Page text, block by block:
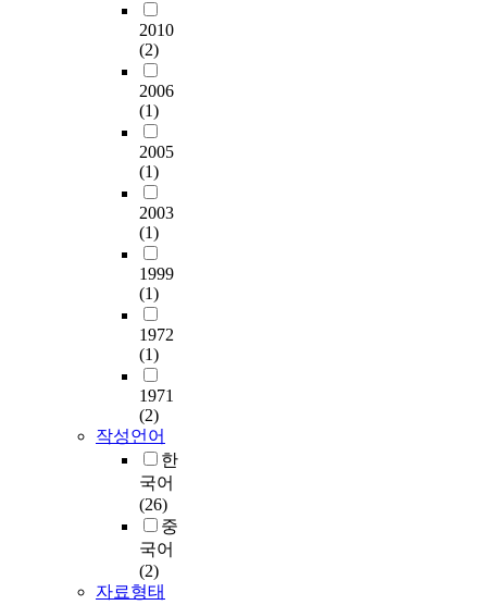
2010
(2)
2006
(1)
2005
(1)
2003
(1)
1999
(1)
1972
(1)
1971
(2)
작성언어
한
국어
(26)
중
국어
(2)
자료형태